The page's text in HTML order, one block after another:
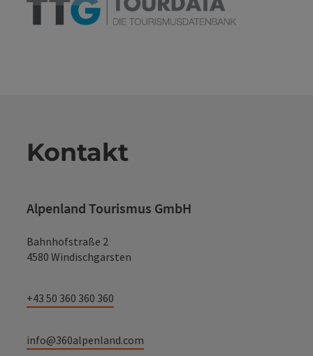
Kontakt
Alpenland Tourismus GmbH
Bahnhofstraße 2
4580 Windischgarsten
+43 50 360 360 360
info@360alpenland.com